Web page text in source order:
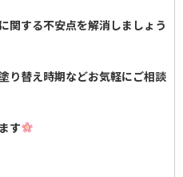
関する不安点を解消しましょう
り替え時期などお気軽にご相談
す